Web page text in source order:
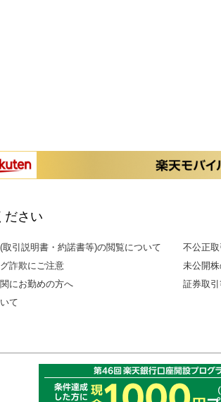
ださい
取引説明書・約諾書等)の閲覧について
詐欺にご注意
にお勤めの方へ
て
不公正
未公開
証券取